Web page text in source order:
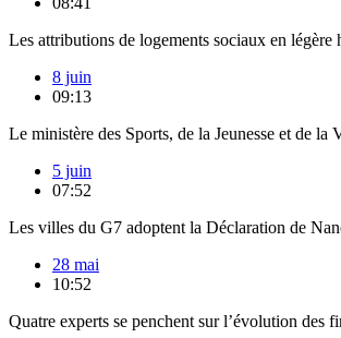
Les attributions de logements sociaux en légère
8 juin
09:13
Le ministère des Sports, de la Jeunesse et de la
5 juin
07:52
Les villes du G7 adoptent la Déclaration de
28 mai
10:52
Quatre experts se penchent sur l’évolution des